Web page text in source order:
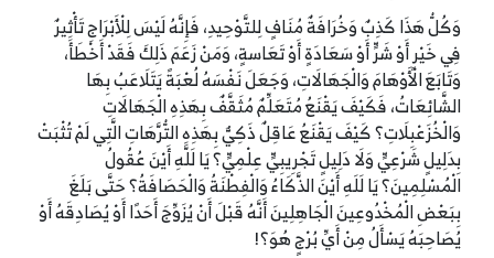
وَكُلُّ هَذَا كَذِبٌ وَخُرَافَةٌ مُنَافٍ لِلتَّوْحِيدِ، فَإِنَّهُ لَيْسَ لِلْأَبْرَاجِ تَأْثِيرٌ
فِي خَيْرٍ أَوْ شَرٍّ أَوْ سَعَادَةٍ أَوْ تَعَاسةٍ، وَمَنْ زَعَمَ ذَلِكَ فَقَدْ أَخْطَأَ،
وَتَابَعَ الْأَوْهَامَ وَالْجَهَالَاتِ، وَجَعَلَ نَفْسَهُ لُعْبَةً يَتَلَاعَبُ بِهَا
الشَّائِعَاتُ، فَكَيْفَ يَقْنَعُ مُتَعَلِّمٌ مُثَقَّفٌ بِهَذِهِ الْجَهَالَاتِ
وَالْخُزَعْبِلَاتِ؟ كَيْفَ يَقْنَعُ عَاقِلٌ ذَكِيٌّ بِهَذِهِ التُّرَّهَاتِ الَّتِي لَمْ تُثْبَتْ
بِدَلِيلٍ شَرْعِيٍّ وَلَا دَلِيلٍ تَجْرِيبِيٍّ عِلْمِيٍّ؟ يَا لَلَّهِ أَيْنَ عُقُولُ
الْمُسْلِمِينَ؟ يَا لَلَهِ أَيْنَ الذَّكَاءُ وَالْفِطْنَةُ وَالْحَصَافَةُ؟ حَتَّى بَلَغَ
بِبَعْضِ الْمُخْدُوعِينَ الْجَاهِلِينَ أَنَّهُ قَبْلَ أَنْ يُزَوِّجَ أَحَدًا أَوْ يُصَادِقَهُ أَوْ
يُصَاحِبَهُ يَسْأَلُ مِنْ أَيِّ بُرْجٍ هُوَ؟!